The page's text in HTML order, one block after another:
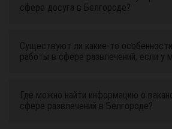
сфере досуга в Белгороде?
Существуют ли какие-то
работы в сфере развлечений, если у
Где можно найти информацию о
сфере развлечений в Белгороде?